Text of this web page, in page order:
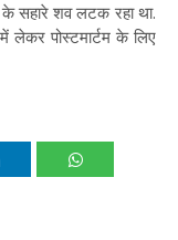
सहारे शव लटक रहा था.
पोस्टमार्टम के लिए